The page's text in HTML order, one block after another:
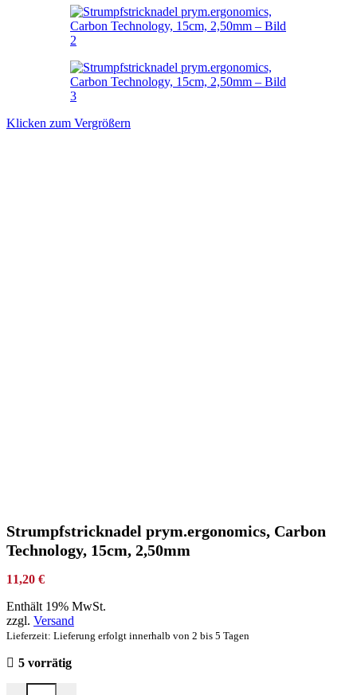
Klicken zum Vergrößern
Strumpfstricknadel prym.ergonomics, Carbon
Technology, 15cm, 2,50mm
11,20 €
Enthält 19% MwSt.
zzgl. Versand
Lieferzeit: Lieferung erfolgt innerhalb von 2 bis 5 Tagen
5 vorrätig